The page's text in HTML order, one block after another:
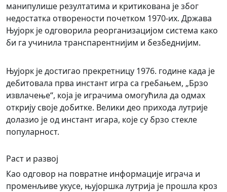
манипулише резултатима и критикована је због
недостатка отворености почетком 1970-их. Држава
Њујорк је одговорила реорганизацијом система како
би га учинила транспарентнијим и безбеднијим.
Њујорк је достигао прекретницу 1976. године када је
дебитовала прва инстант игра са гребањем, „Брзо
извлачење“, која је играчима омогућила да одмах
открију своје добитке. Велики део прихода лутрије
долазио је од инстант игара, које су брзо стекле
популарност.
Раст и развој
Као одговор на повратне информације играча и
променљиве укусе, њујоршка лутрија је прошла кроз